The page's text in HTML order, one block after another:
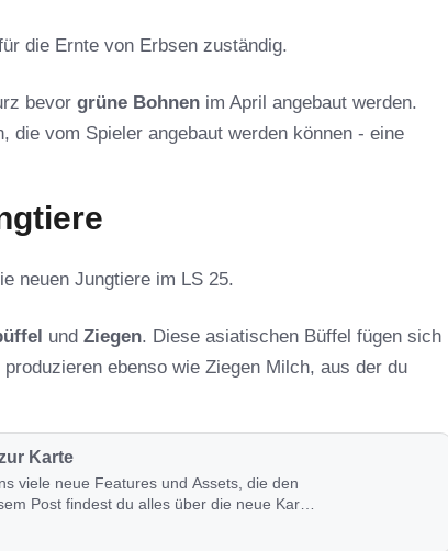
die Ernte von Erbsen zuständig.
bevor grüne Bohnen im April angebaut werden.
die vom Spieler angebaut werden können - eine
neuen Jungtiere im LS 25.
und Ziegen. Diese asiatischen Büffel fügen sich
ebenso wie Ziegen Milch, aus der du
Karte
viele neue Features und Assets, die den
Post findest du alles über die neue Karte